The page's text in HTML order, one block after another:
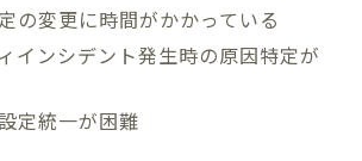
の変更に時間がかかっている
インシデント発生時の原因特定が
定統一が困難